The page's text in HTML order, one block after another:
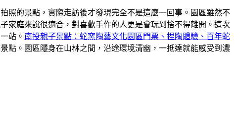
照的景點，實際走訪後才發現完全不是這麼一回事。園區雖然不
家庭來說很適合，對喜歡手作的人更是會玩到捨不得離開。這次
站。 南投親子景點：蛇窯陶藝文化園區門票、捏陶體驗、百年蛇
點。園區隱身在山林之間，沿途環境清幽，一抵達就能感受到濃